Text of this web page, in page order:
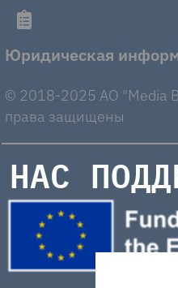
Юридическая
© 2018-2025 AO "Media
права защищены
НАС